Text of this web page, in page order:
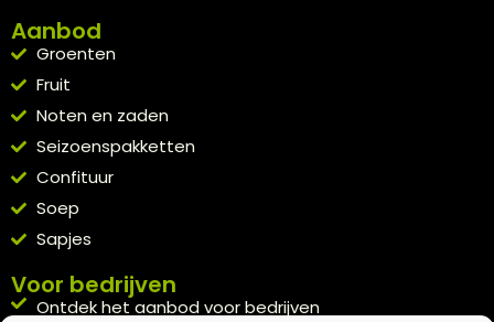
Aanbod
Groenten
Fruit
Noten en zaden
Seizoenspakketten
Confituur
Soep
Sapjes
Voor bedrijven
Ontdek het aanbod voor bedrijven